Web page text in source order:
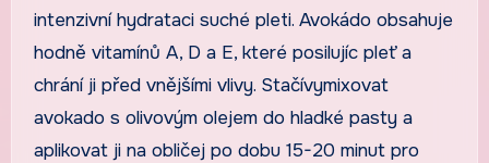
intenzivní hydrataci suché pleti. Avokádo obsahuje
hodně vitamínů A, D a E, které posilujíc pleť a
chrání ji před vnějšími vlivy. Stačívymixovat
avokado s olivovým olejem do hladké pasty a
aplikovat ji na obličej po dobu 15-20 minut pro